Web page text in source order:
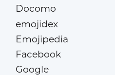
Docomo
emojidex
Emojipedia
Facebook
Google